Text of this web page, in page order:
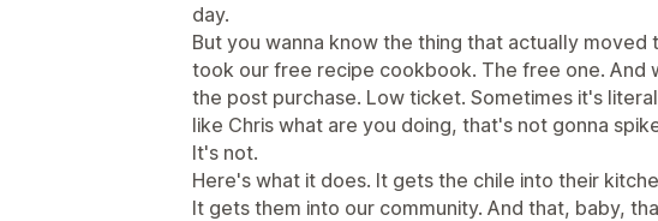
day.
But you wanna know the thing that actually moved
took our free recipe cookbook. The free one. And
the post purchase. Low ticket. Sometimes it's
like Chris what are you doing, that's not gonna
It's not.
Here's what it does. It gets the chile into their
It gets them into our community. And that, baby,